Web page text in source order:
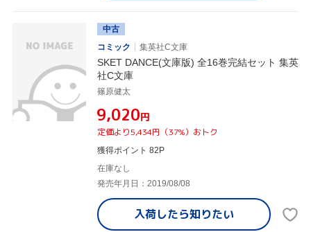
中古
コミック
集英社C文庫
SKET DANCE(文庫版) 全16巻完結セット 集英
社C文庫
篠原健太
¥9,020円
定価より5,434円（37%）おトク
獲得ポイント 82P
在庫なし
発売年月日：2019/08/08
入荷したら知りたい